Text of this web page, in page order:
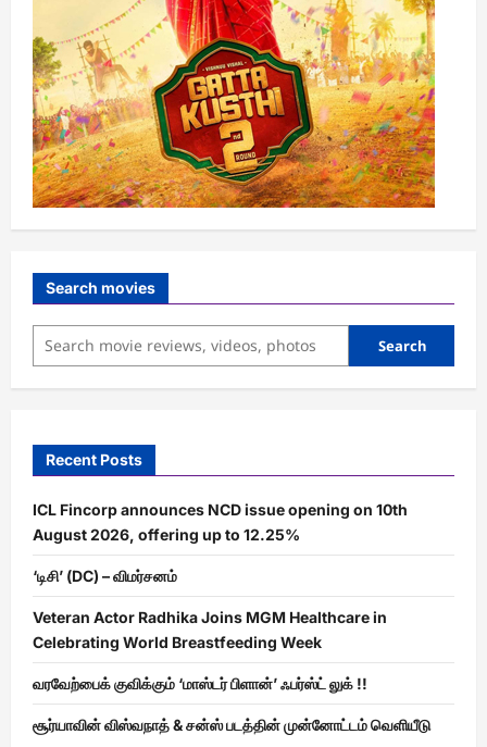
Search movies
Search
Recent Posts
ICL Fincorp announces NCD issue opening on 10th
August 2026, offering up to 12.25%
‘டிசி’ (DC) – விமர்சனம்
Veteran Actor Radhika Joins MGM Healthcare in
Celebrating World Breastfeeding Week
வரவேற்பைக் குவிக்கும் ‘மாஸ்டர் பிளான்’ ஃபர்ஸ்ட் லுக் !!
சூர்யாவின் விஸ்வநாத் & சன்ஸ் படத்தின் முன்னோட்டம் வெளியீடு